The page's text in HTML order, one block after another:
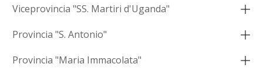
Viceprovincia "SS. Martiri d'Uganda"
Provincia "S. Antonio"
Provincia "Maria Immacolata"